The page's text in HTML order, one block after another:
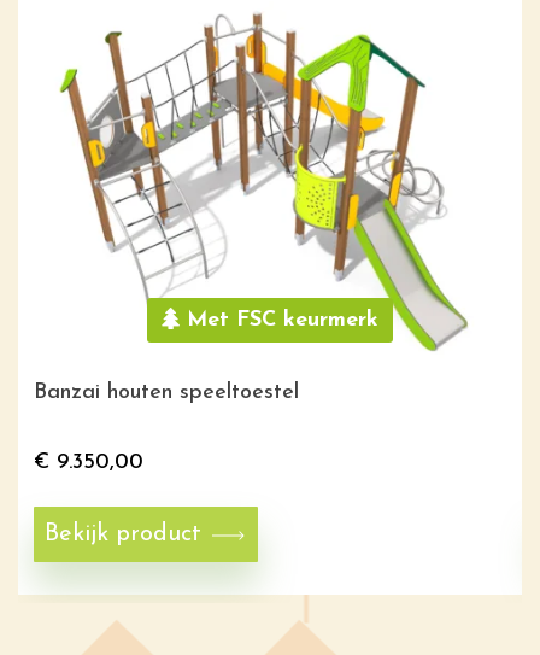
Met FSC keurmerk
Banzai houten speeltoestel
€ 9.350,00
Bekijk product